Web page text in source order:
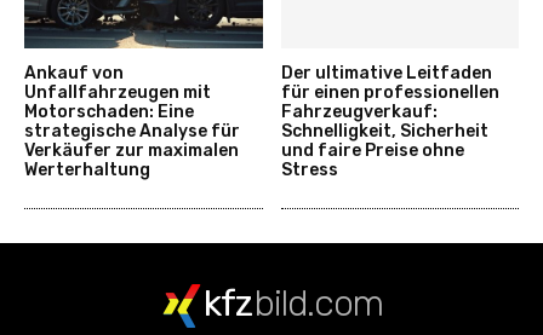
Ankauf von
Unfallfahrzeugen mit
Motorschaden: Eine
strategische Analyse für
Verkäufer zur maximalen
Werterhaltung
Der ultimative Leitfaden
für einen professionellen
Fahrzeugverkauf:
Schnelligkeit, Sicherheit
und faire Preise ohne
Stress
kfzbild.com